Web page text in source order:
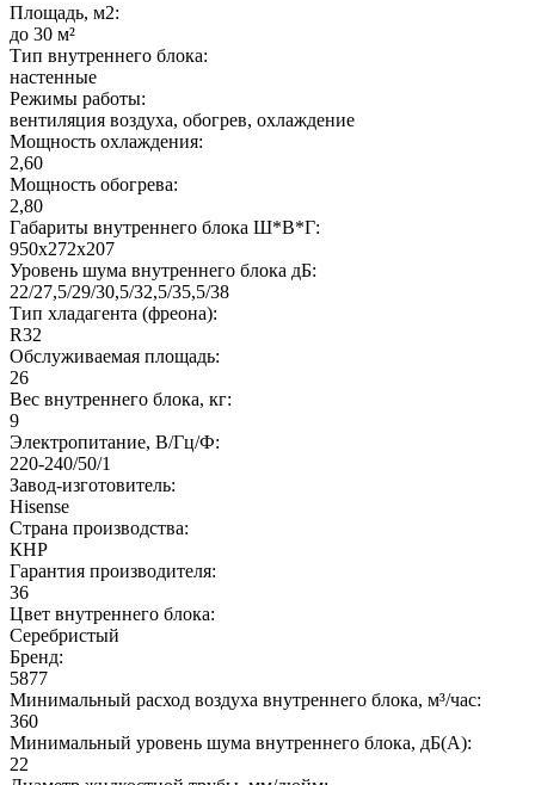
Площадь, м2:
до 30 м²
Тип внутреннего блока:
настенные
Режимы работы:
вентиляция воздуха, обогрев, охлаждение
Мощность охлаждения:
2,60
Мощность обогрева:
2,80
Габариты внутреннего блока Ш*В*Г:
950x272x207
Уровень шума внутреннего блока дБ:
22/27,5/29/30,5/32,5/35,5/38
Тип хладагента (фреона):
R32
Обслуживаемая площадь:
26
Вес внутреннего блока, кг:
9
Электропитание, В/Гц/Ф:
220-240/50/1
Завод-изготовитель:
Hisense
Страна производства:
КНР
Гарантия производителя:
36
Цвет внутреннего блока:
Серебристый
Бренд:
5877
Минимальный расход воздуха внутреннего блока, м³/час:
360
Минимальный уровень шума внутреннего блока, дБ(А):
22